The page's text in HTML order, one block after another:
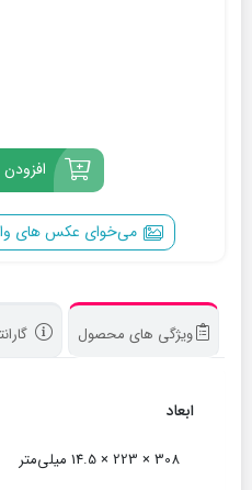
می‌خوای عکس‌ های
ویژگی های محصول
ابعاد
308 × 223 × 14.5 میلی‌متر